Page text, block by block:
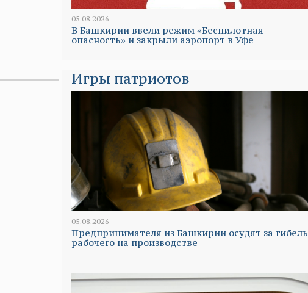
05.08.2026
В Башкирии ввели режим «Беспилотная
опасность» и закрыли аэропорт в Уфе
Игры патриотов
05.08.2026
Предпринимателя из Башкирии осудят за гибель
рабочего на производстве